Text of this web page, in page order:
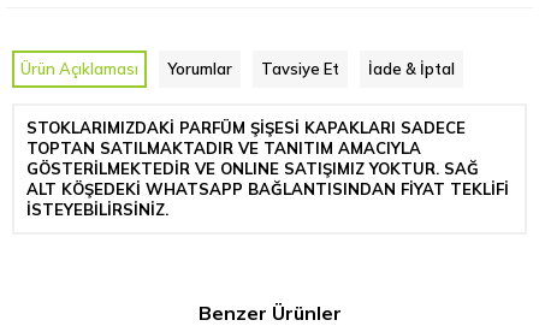
Ürün Açıklaması Yorumlar Tavsiye Et İade & İptal
STOKLARIMIZDAKİ PARFÜM ŞİŞESİ KAPAKLARI SADECE
TOPTAN SATILMAKTADIR VE TANITIM AMACIYLA
GÖSTERİLMEKTEDİR VE ONLINE SATIŞIMIZ YOKTUR. SAĞ
ALT KÖŞEDEKİ WHATSAPP BAĞLANTISINDAN FİYAT TEKLİFİ
İSTEYEBİLİRSİNİZ.
Benzer Ürünler